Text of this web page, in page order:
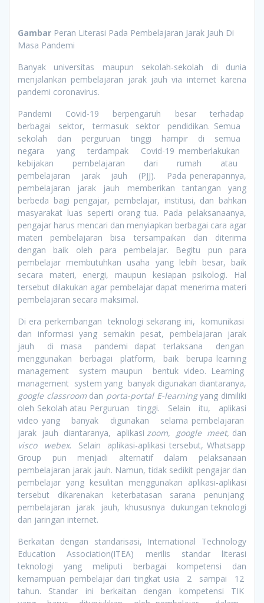
Gambar Peran Literasi Pada Pembelajaran Jarak Jauh Di
Masa Pandemi
Banyak universitas maupun sekolah-sekolah di dunia
menjalankan pembelajaran jarak jauh via internet karena
pandemi coronavirus.
Pandemi Covid-19 berpengaruh besar terhadap
berbagai sektor, termasuk sektor pendidikan. Semua
sekolah dan perguruan tinggi hampir di semua
negara yang terdampak Covid-19 memberlakukan
kebijakan pembelajaran dari rumah atau
pembelajaran jarak jauh (PJJ). Pada penerapannya,
pembelajaran jarak jauh memberikan tantangan yang
berbeda bagi pengajar, pembelajar, institusi, dan bahkan
masyarakat luas seperti orang tua. Pada pelaksanaanya,
pengajar harus mencari dan menyiapkan berbagai cara agar
materi pembelajaran bisa tersampaikan dan diterima
dengan baik oleh para pembelajar. Begitu pun para
pembelajar membutuhkan usaha yang lebih besar, baik
secara materi, energi, maupun kesiapan psikologi. Hal
tersebut dilakukan agar pembelajar dapat menerima materi
pembelajaran secara maksimal.
Di era perkembangan teknologi sekarang ini, komunikasi
dan informasi yang semakin pesat, pembelajaran jarak
jauh di masa pandemi dapat terlaksana dengan
menggunakan berbagai platform, baik berupa learning
management system maupun bentuk video. Learning
management system yang banyak digunakan diantaranya,
google classroomdan porta-portal E-learningyang dimiliki
oleh Sekolah atau Perguruan tinggi. Selain itu, aplikasi
video yang banyak digunakan selama pembelajaran
jarak jauh diantaranya, aplikasi zoom, google meet, dan
visco webex. Selain aplikasi-aplikasi tersebut, Whatsapp
Group pun menjadi alternatif dalam pelaksanaan
pembelajaran jarak jauh. Namun, tidak sedikit pengajar dan
pembelajar yang kesulitan menggunakan aplikasi-aplikasi
tersebut dikarenakan keterbatasan sarana penunjang
pembelajaran jarak jauh, khususnya dukungan teknologi
dan jaringan internet.
Berkaitan dengan standarisasi, International Technology
Education Association(ITEA) merilis standar literasi
teknologi yang meliputi berbagai kompetensi dan
kemampuan pembelajar dari tingkat usia 2 sampai 12
tahun. Standar ini berkaitan dengan kompetensi TIK